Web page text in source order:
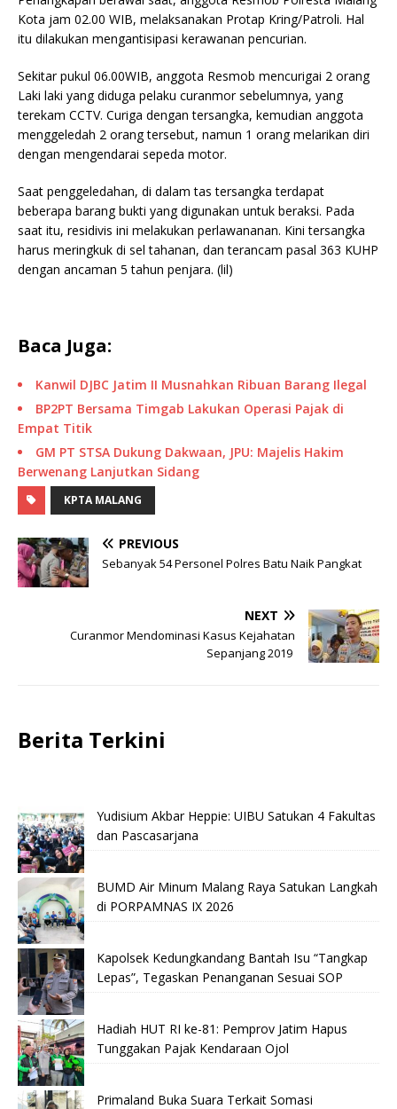
Kota jam 02.00 WIB, melaksanakan Protap Kring/Patroli. Hal
itu dilakukan mengantisipasi kerawanan pencurian.
Sekitar pukul 06.00WIB, anggota Resmob mencurigai 2 orang
Laki laki yang diduga pelaku curanmor sebelumnya, yang
terekam CCTV. Curiga dengan tersangka, kemudian anggota
menggeledah 2 orang tersebut, namun 1 orang melarikan diri
dengan mengendarai sepeda motor.
Saat penggeledahan, di dalam tas tersangka terdapat
beberapa barang bukti yang digunakan untuk beraksi. Pada
saat itu, residivis ini melakukan perlawananan. Kini tersangka
harus meringkuk di sel tahanan, dan terancam pasal 363 KUHP
dengan ancaman 5 tahun penjara. (lil)
Baca Juga:
Kanwil DJBC Jatim II Musnahkan Ribuan Barang Ilegal
BP2PT Bersama Timgab Lakukan Operasi Pajak di
Empat Titik
GM PT STSA Dukung Dakwaan, JPU: Majelis Hakim
Berwenang Lanjutkan Sidang
KPTA MALANG
PREVIOUS
Sebanyak 54 Personel Polres Batu Naik Pangkat
NEXT
Curanmor Mendominasi Kasus Kejahatan
Sepanjang 2019
Berita Terkini
Yudisium Akbar Heppie: UIBU Satukan 4 Fakultas
dan Pascasarjana
BUMD Air Minum Malang Raya Satukan Langkah
di PORPAMNAS IX 2026
Kapolsek Kedungkandang Bantah Isu “Tangkap
Lepas”, Tegaskan Penanganan Sesuai SOP
Hadiah HUT RI ke-81: Pemprov Jatim Hapus
Tunggakan Pajak Kendaraan Ojol
Primaland Buka Suara Terkait Somasi